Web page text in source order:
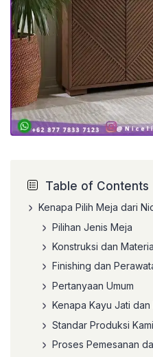
Table of Contents
Kenapa Pilih Meja dari
Pilihan Jenis Meja
Konstruksi dan
Finishing dan
Pertanyaan Umum
Kenapa Kayu Jati
Standar Produksi Kami
Proses Pemesanan